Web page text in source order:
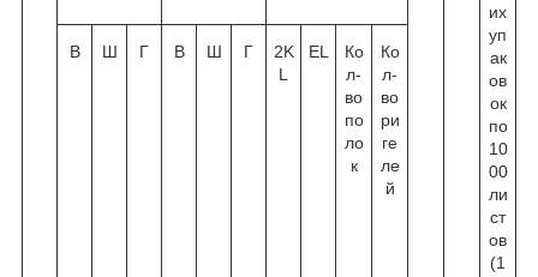
их
уп
ак
ов
ок
по
10
00
ли
ст
ов
(1
В Ш Г В Ш Г
2K
L
EL
Ко
л-
во
по
ло
к
Ко
л-
во
ри
ге
ле
й